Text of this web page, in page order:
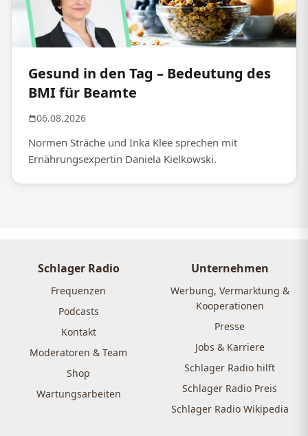
Gesund in den Tag – Bedeutung des
BMI für Beamte
06.08.2026
Normen Sträche und Inka Klee sprechen mit
Ernährungsexpertin Daniela Kielkowski.
Schlager Radio
Frequenzen
Podcasts
Kontakt
Moderatoren & Team
Shop
Wartungsarbeiten
Unternehmen
Werbung, Vermarktung &
Kooperationen
Presse
Jobs & Karriere
Schlager Radio hilft
Schlager Radio Preis
Schlager Radio Wikipedia